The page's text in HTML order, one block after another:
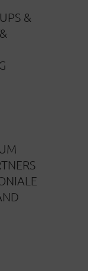
&